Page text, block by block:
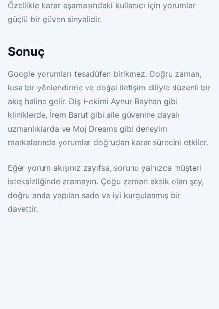
Özellikle karar aşamasındaki kullanıcı için yorumlar
güçlü bir güven sinyalidir.
Sonuç
Google yorumları tesadüfen birikmez. Doğru zaman,
kısa bir yönlendirme ve doğal iletişim diliyle düzenli bir
akış haline gelir. Diş Hekimi Aynur Bayhan gibi
kliniklerde, İrem Barut gibi aile güvenine dayalı
uzmanlıklarda ve Moj Dreams gibi deneyim
markalarında yorumlar doğrudan karar sürecini etkiler.
Eğer yorum akışınız zayıfsa, sorunu yalnızca müşteri
isteksizliğinde aramayın. Çoğu zaman eksik olan şey,
doğru anda yapılan sade ve iyi kurgulanmış bir
davettir.